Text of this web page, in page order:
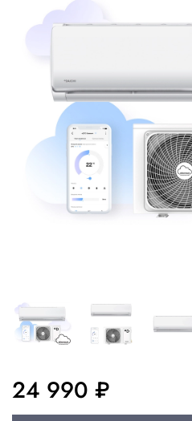
24 990 ₽